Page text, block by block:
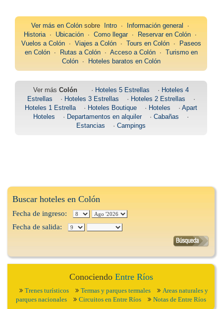
Ver más en Colónsobre Intro∙ Información general ∙
Historia∙ Ubicación∙ Como llegar∙ Reservar en Colón∙
Vuelos a Colón∙ Viajes a Colón∙ Tours en Colón∙
Paseos
en Colón∙ Rutas a Colón∙ Acceso a Colón∙ Turismo en
Colón∙ Hoteles baratos en Colón
Ver más Colón · Hoteles 5 Estrellas · Hoteles 4
Estrellas · Hoteles 3 Estrellas · Hoteles 2 Estrellas ·
Hoteles 1 Estrella· Hoteles Boutique · Hoteles · Apart
Hoteles · Departamentos en alquiler· Cabañas ·
Estancias · Campings
Buscar hoteles en Colón
Fecha de ingreso:
Fecha de salida:
Conociendo Entre Ríos
Trenes turísticos Termas y parques termales
Areas naturales y
parques nacionales
Circuitos en Entre Ríos Notas de Entre Ríos